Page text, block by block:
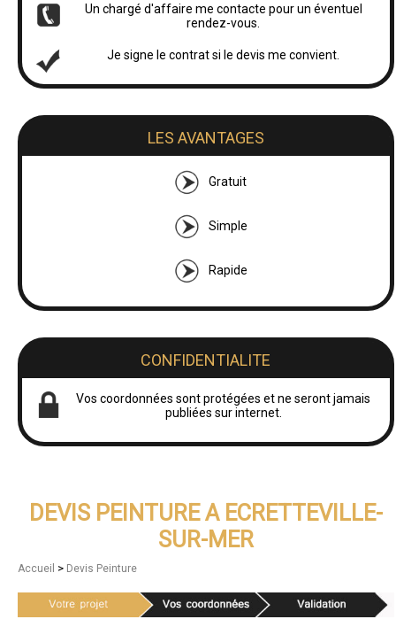
Un chargé d'affaire me contacte pour un éventuel
rendez-vous.
Je signe le contrat si le devis me convient.
LES AVANTAGES
Gratuit
Simple
Rapide
CONFIDENTIALITE
Vos coordonnées sont protégées et ne seront jamais
publiées sur internet.
DEVIS PEINTURE A ECRETTEVILLE-
SUR-MER
Accueil > Devis Peinture